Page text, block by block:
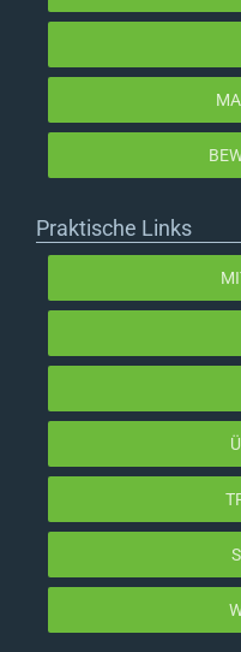
Praktische Links